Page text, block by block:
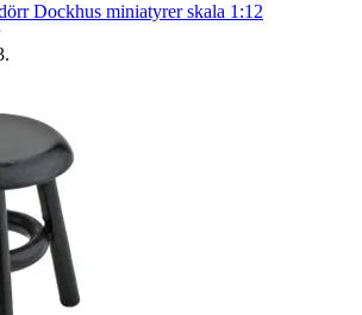
Dockhus miniatyrer skala 1:12
.